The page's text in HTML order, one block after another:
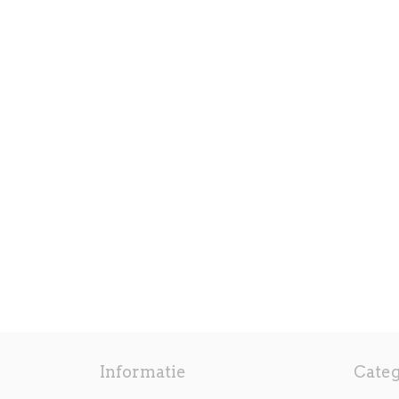
Informatie